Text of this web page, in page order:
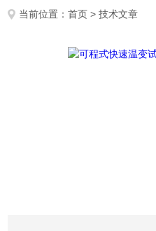
当前位置：首页 > 技术文章